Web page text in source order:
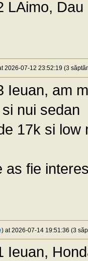
LAimo,
2026-07-12 23:52:19 (3
Ieuan, am
nui sedan
17k si low
as fie
) at 2026-07-14 19:51:36 (3
Ieuan,